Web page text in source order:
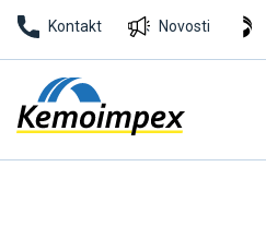
Kontakt Novosti